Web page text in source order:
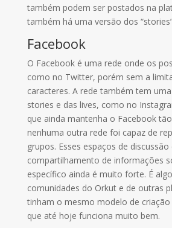
também podem ser postados na
também há uma versão dos
Facebook
O Facebook é uma rede onde os
como no Twitter, porém sem a
caracteres. A rede também tem
stories e das lives, como no
que ainda mantenha o Facebook
nenhuma outra rede foi capaz de
grupos. Esses espaços de discussão
compartilhamento de informações
específico ainda é muito forte. É
comunidades do Orkut e de outras
tinham o mesmo modelo de
que até hoje funciona muito bem.